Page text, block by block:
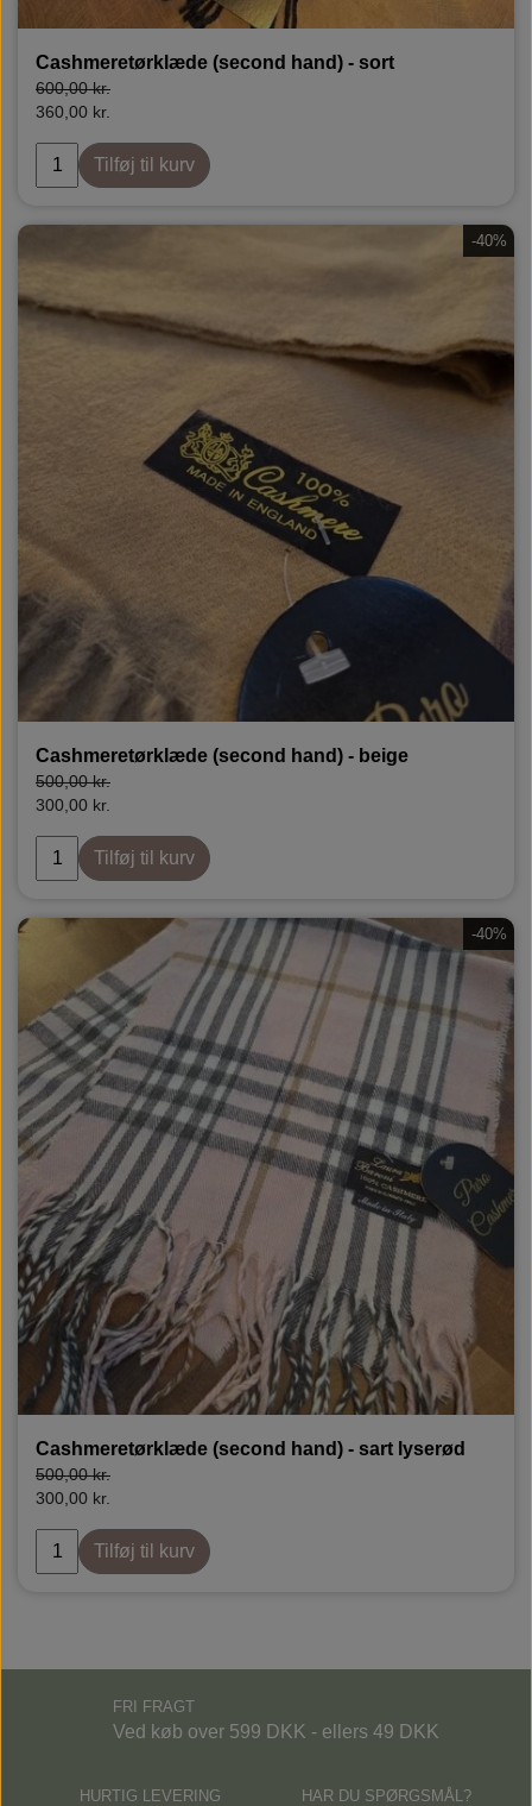
Cashmeretørklæde (second hand) - sort
600,00 kr.
360,00 kr.
Tilføj til kurv
-40%
Cashmeretørklæde (second hand) - beige
500,00 kr.
300,00 kr.
Tilføj til kurv
-40%
Cashmeretørklæde (second hand) - sart lyserød
500,00 kr.
300,00 kr.
Tilføj til kurv
FRI FRAGT
Ved køb over 599 DKK - ellers 49 DKK
HURTIG LEVERING HAR DU SPØRGSMÅL?